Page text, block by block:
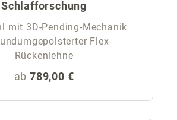
Schlafforschung
mit 3D-Pending-Mechanik
Flex-
Rückenlehne
Regulärer Preis:
ab 789,00 €